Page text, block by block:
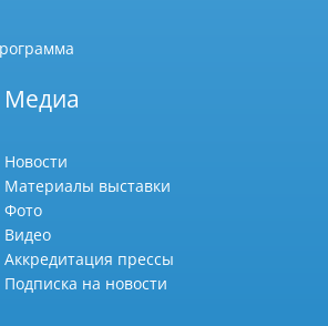
Медиа
Новости
Материалы выставки
Фото
Видео
Аккредитация прессы
Подписка на новости